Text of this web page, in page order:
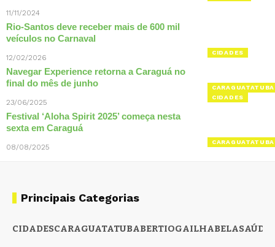
11/11/2024
CIDADES
Rio-Santos deve receber mais de 600 mil
veículos no Carnaval
12/02/2026
CARAGUATATUBA
CIDADES
Navegar Experience retorna a Caraguá no
final do mês de junho
23/06/2025
CARAGUATATUBA
Festival ‘Aloha Spirit 2025’ começa nesta
sexta em Caraguá
08/08/2025
Principais Categorias
CIDADESCARAGUATATUBABERTIOGAILHABELASAÚDE